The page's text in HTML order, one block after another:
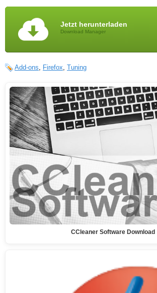
Jetzt herunterladen
Download Manager
Add-ons Firefox Tuning
CCleaner Software Download